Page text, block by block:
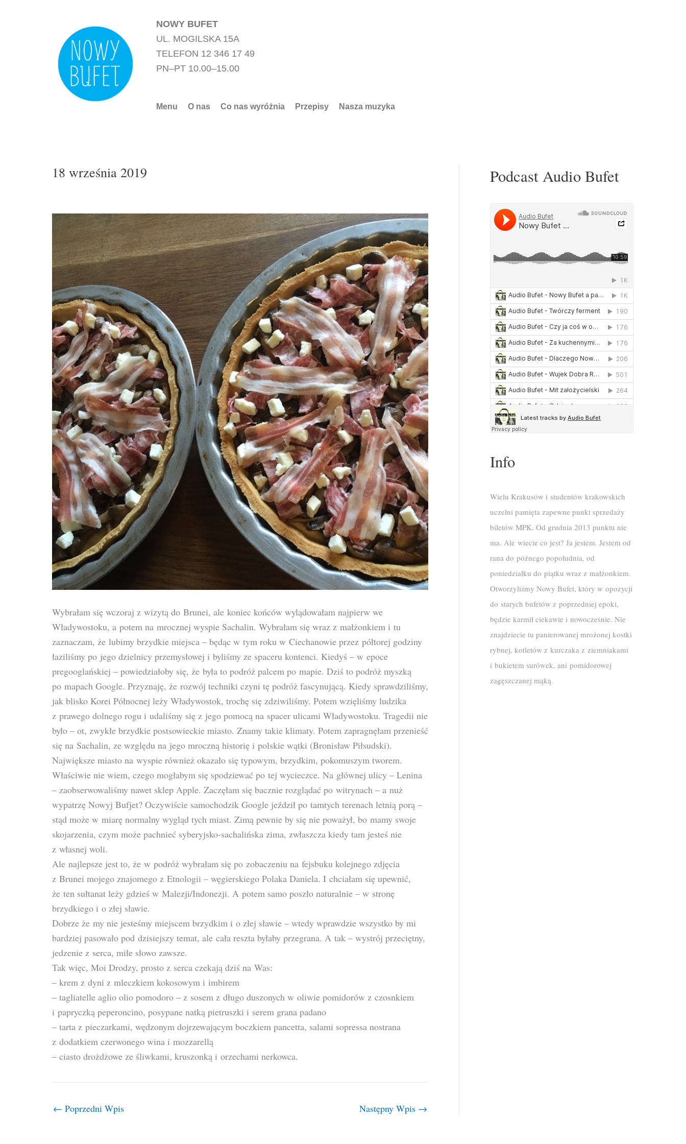
NOWY BUFET
UL. MOGILSKA 15A
TELEFON 12 346 17 49
PN–PT 10.00–15.00
Menu O nas Co nas wyróżnia Przepisy Nasza muzyka
18 września 2019
Wybrałam się wczoraj z wizytą do Brunei, ale koniec końców wylądowałam najpierw we
Władywostoku, a potem na mrocznej wyspie Sachalin. Wybrałam się wraz z małżonkiem i tu
zaznaczam, że lubimy brzydkie miejsca – będąc w tym roku w Ciechanowie przez półtorej godziny
łaziliśmy po jego dzielnicy przemysłowej i byliśmy ze spaceru kontenci. Kiedyś – w epoce
pregooglańskiej – powiedziałoby się, że była to podróż palcem po mapie. Dziś to podróż myszką
po mapach Google. Przyznaję, że rozwój techniki czyni tę podróż fascynującą. Kiedy sprawdziliśmy,
jak blisko Korei Północnej leży Władywostok, trochę się zdziwiliśmy. Potem wzięliśmy ludzika
z prawego dolnego rogu i udaliśmy się z jego pomocą na spacer ulicami Władywostoku. Tragedii nie
było – ot, zwykłe brzydkie postsowieckie miasto. Znamy takie klimaty. Potem zapragnęłam przenieść
się na Sachalin, ze względu na jego mroczną historię i polskie wątki (Bronisław Piłsudski).
Największe miasto na wyspie również okazało się typowym, brzydkim, pokomuszym tworem.
Właściwie nie wiem, czego mogłabym się spodziewać po tej wycieczce. Na głównej ulicy – Lenina
– zaobserwowaliśmy nawet sklep Apple. Zaczęłam się bacznie rozglądać po witrynach – a nuż
wypatrzę Nowyj Bufjet? Oczywiście samochodzik Google jeździł po tamtych terenach letnią porą –
stąd może w miarę normalny wygląd tych miast. Zimą pewnie by się nie poważył, bo mamy swoje
skojarzenia, czym może pachnieć syberyjsko-sachalińska zima, zwłaszcza kiedy tam jesteś nie
z własnej woli.
Ale najlepsze jest to, że w podróż wybrałam się po zobaczeniu na fejsbuku kolejnego zdjęcia
z Brunei mojego znajomego z Etnologii – węgierskiego Polaka Daniela. I chciałam się upewnić,
że ten sułtanat leży gdzieś w Malezji/Indonezji. A potem samo poszło naturalnie – w stronę
brzydkiego i o złej sławie.
Dobrze że my nie jesteśmy miejscem brzydkim i o złej sławie – wtedy wprawdzie wszystko by mi
bardziej pasowało pod dzisiejszy temat, ale cała reszta byłaby przegrana. A tak – wystrój przeciętny,
jedzenie z serca, miłe słowo zawsze.
Tak więc, Moi Drodzy, prosto z serca czekają dziś na Was:
– krem z dyni z mleczkiem kokosowym i imbirem
– tagliatelle aglio olio pomodoro – z sosem z długo duszonych w oliwie pomidorów z czosnkiem
i papryczką peperoncino, posypane natką pietruszki i serem grana padano
– tarta z pieczarkami, wędzonym dojrzewającym boczkiem pancetta, salami sopressa nostrana
z dodatkiem czerwonego wina i mozzarellą
– ciasto drożdżowe ze śliwkami, kruszonką i orzechami nerkowca.
← Poprzedni Wpis Następny Wpis →
Podcast Audio Bufet
Info
Wielu Krakusów i studentów krakowskich
uczelni pamięta zapewne punkt sprzedaży
biletów MPK. Od grudnia 2013 punktu nie
ma. Ale wiecie co jest? Ja jestem. Jestem od
rana do późnego popołudnia, od
poniedziałku do piątku wraz z małżonkiem.
Otworzyliśmy Nowy Bufet, który w opozycji
do starych bufetów z poprzedniej epoki,
będzie karmił ciekawie i nowocześnie. Nie
znajdziecie tu panierowanej mrożonej kostki
rybnej, kotletów z kurczaka z ziemniakami
i bukietem surówek, ani pomidorowej
zagęszczanej mąką.